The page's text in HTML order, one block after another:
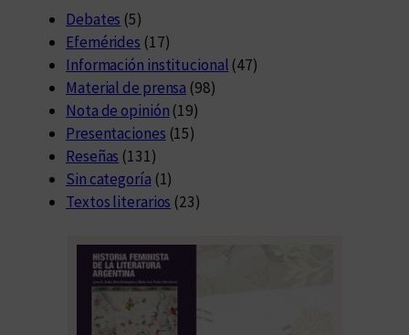
Debates (5)
Efemérides (17)
Información institucional (47)
Material de prensa (98)
Nota de opinión (19)
Presentaciones (15)
Reseñas (131)
Sin categoría (1)
Textos literarios (23)